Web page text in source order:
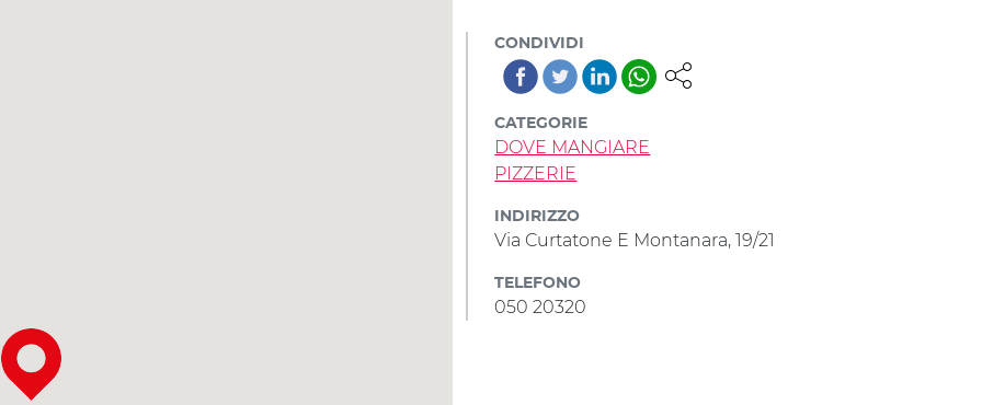
CONDIVIDI
CATEGORIE
DOVE MANGIARE
PIZZERIE
INDIRIZZO
Via Curtatone E Montanara, 19/21
TELEFONO
050 20320